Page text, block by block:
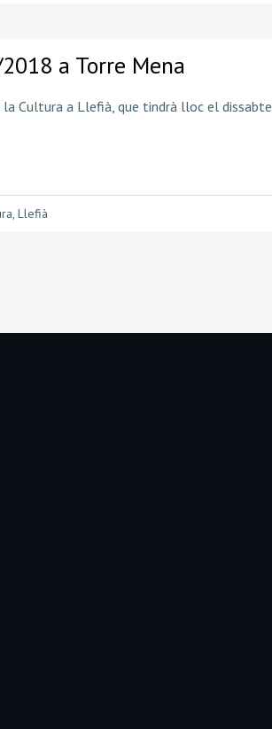
a Torre Mena
Cultura a Llefià, que tindrà lloc el dissabte
, Llefià